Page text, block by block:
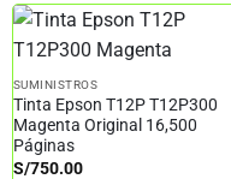
SUMINISTROS
Tinta Epson T12P T12P300
Magenta Original 16,500
Páginas
S/750.00